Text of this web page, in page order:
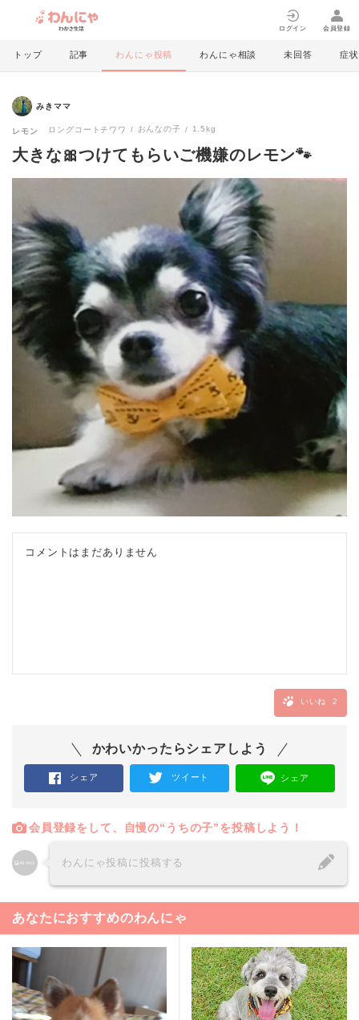
ログイン 会員登録
トップ 記事 わんにゃ投稿 わんにゃ相談 未回答 症状
みきママ
レモン ロングコートチワワ おんなの子 1.5kg
大きな🎀つけてもらいご機嫌のレモン🐾
コメントはまだありません
いいね 2
かわいかったらシェアしよう
シェア ツイート シェア
会員登録をして、自慢の“うちの子”を投稿しよう！
わんにゃ投稿に投稿する
あなたにおすすめのわんにゃ